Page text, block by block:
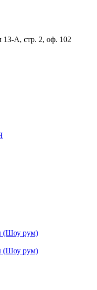
13-А, стр. 2, оф. 102
(Шоу рум)
(Шоу рум)